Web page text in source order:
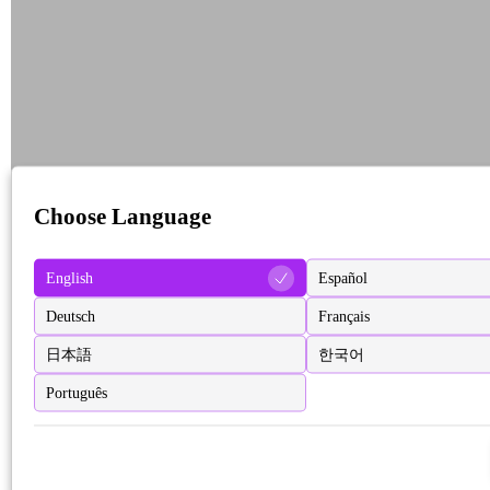
Choose Language
English Español
Deutsch Français
日本語 한국어
Português